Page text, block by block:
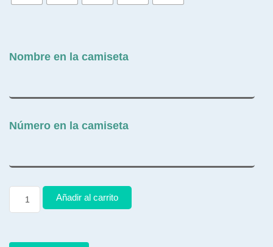
Nombre en la camiseta
Número en la camiseta
Añadir al carrito